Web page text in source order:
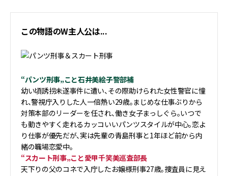
この物語のW主人公は...
“パンツ刑事„こと石井美絵子警部補
幼い頃誘拐未遂事件に遭い、その際助けられた女性警官に憧
れ、警視庁入りした人一倍熱い29歳。まじめな仕事ぶりから
対策本部のリーダーを任され、働き女子まっしぐら。いつで
も動きやすく走れるカッコいいパンツスタイルが中心。恋よ
り仕事が優先だが、実は先輩の青島刑事と1年ほど前から内
緒の職場恋愛中。
“スカート刑事„こと愛甲千笑美巡査部長
天下りの父のコネで入庁したお嬢様刑事27歳。捜査員に見え